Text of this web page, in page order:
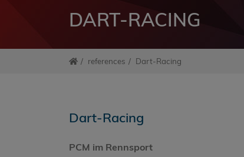
DART-RACING
references Dart-Racing
Dart-Racing
PCM im Rennsport